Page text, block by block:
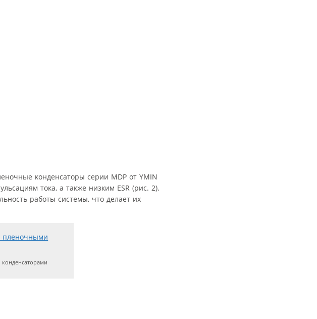
конденсаторы серии MDP от YMIN
тока, а также низким ESR (рис. 2).
работы системы, что делает их